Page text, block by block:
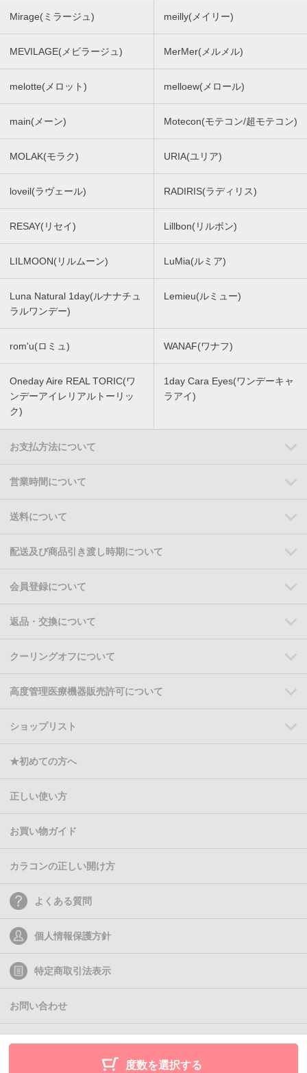
度数を選択する
Mirage(ミラージュ) meilly(メイリー)
MEVILAGE(メビラージュ) MerMer(メルメル)
melotte(メロット) melloew(メロール)
main(メーン) Motecon(モテコン/超モテコン)
MOLAK(モラク) URIA(ユリア)
loveil(ラヴェール) RADIRIS(ラディリス)
RESAY(リセイ) Lillbon(リルボン)
LILMOON(リルムーン) LuMia(ルミア)
Luna Natural 1day(ルナナチュ
ラルワンデー)
Lemieu(ルミュー)
rom'u(ロミュ) WANAF(ワナフ)
Oneday Aire REAL TORIC(ワ
ンデーアイレリアルトーリッ
ク)
1day Cara Eyes(ワンデーキャ
ラアイ)
お支払方法について
営業時間について
送料について
配送及び商品引き渡し時期について
会員登録について
返品・交換について
クーリングオフについて
高度管理医療機器販売許可について
ショップリスト
★初めての方へ
正しい使い方
お買い物ガイド
カラコンの正しい開け方
よくある質問
個人情報保護方針
特定商取引法表示
お問い合わせ
(C)2011- Queen Eyes